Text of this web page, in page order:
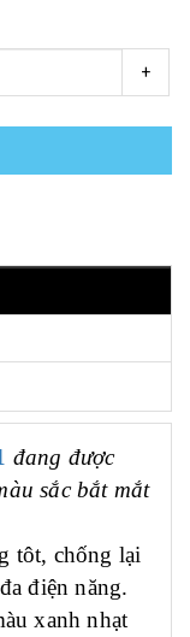
+
đang được
sắc bắt mắt
tôt, chống lại
điện năng.
xanh nhạt